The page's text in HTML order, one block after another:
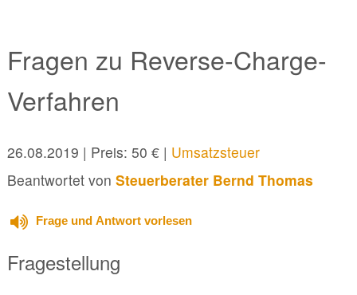
Fragen zu Reverse-Charge-
Verfahren
26.08.2019 | Preis: 50 € | Umsatzsteuer
Beantwortet von Steuerberater Bernd Thomas
Frage und Antwort vorlesen
Fragestellung